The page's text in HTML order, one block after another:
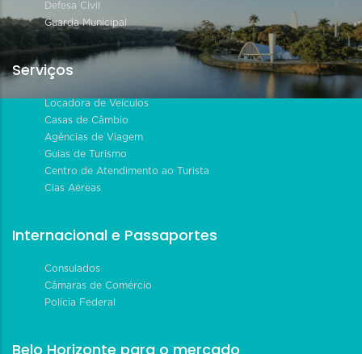
Defesa Civil
Guarda Municipal
Serviços
Locadora de Veículos
Casas de Câmbio
Agências de Viagem
Guias de Turismo
Centro de Atendimento ao Turista
Cias Aéreas
Internacional e Passaportes
Consulados
Câmaras de Comércio
Polícia Federal
Belo Horizonte para o mercado